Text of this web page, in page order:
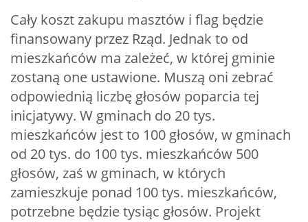
Cały koszt zakupu masztów i flag będzie
finansowany przez Rząd. Jednak to od
mieszkańców ma zależeć, w której gminie
zostaną one ustawione. Muszą oni zebrać
odpowiednią liczbę głosów poparcia tej
inicjatywy. W gminach do 20 tys.
mieszkańców jest to 100 głosów, w gminach
od 20 tys. do 100 tys. mieszkańców 500
głosów, zaś w gminach, w których
zamieszkuje ponad 100 tys. mieszkańców,
potrzebne będzie tysiąc głosów. Projekt